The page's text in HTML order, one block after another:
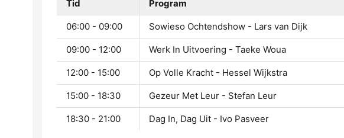
Tid Program
06:00 - 09:00 Sowieso Ochtendshow - Lars van Dijk
09:00 - 12:00 Werk In Uitvoering - Taeke Woua
12:00 - 15:00 Op Volle Kracht - Hessel Wijkstra
15:00 - 18:30 Gezeur Met Leur - Stefan Leur
18:30 - 21:00 Dag In, Dag Uit - Ivo Pasveer